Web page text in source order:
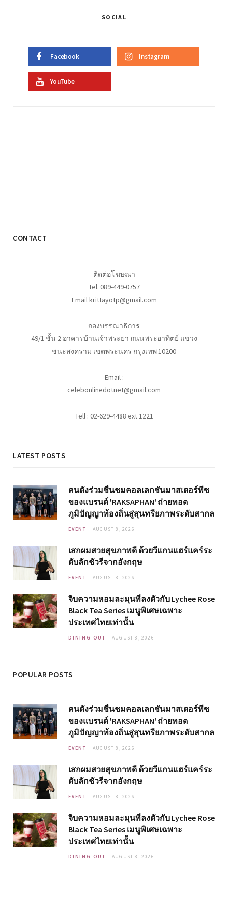
SOCIAL
Facebook Instagram
YouTube
CONTACT
ติดต่อโฆษณา
Tel. 089-449-0757
Email krittayotp@gmail.com
กองบรรณาธิการ
49/1 ชั้น 2 อาคารบ้านเจ้าพระยา ถนนพระอาทิตย์ แขวง
ชนะสงคราม เขตพระนคร กรุงเทพ 10200
Email :
celebonlinedotnet@gmail.com
Tell : 02-629-4488 ext 1221
LATEST POSTS
คนดังร่วมชื่นชมคอลเลกชันมาสเตอร์พีซ
ของแบรนด์ 'RAKSAPHAN' ถ่ายทอด
ภูมิปัญญาท้องถิ่นสู่สุนทรียภาพระดับสากล
EVENT AUGUST 8, 2026
เสกผมสวยสุขภาพดี ด้วยวีแกนแฮร์แคร์ระ
ดับลักชัวรีจากอังกฤษ
EVENT AUGUST 8, 2026
จิบความหอมละมุนที่ลงตัวกับ Lychee Rose
Black Tea Series เมนูพิเศษเฉพาะ
ประเทศไทยเท่านั้น
DINING OUT AUGUST 8, 2026
POPULAR POSTS
คนดังร่วมชื่นชมคอลเลกชันมาสเตอร์พีซ
ของแบรนด์ 'RAKSAPHAN' ถ่ายทอด
ภูมิปัญญาท้องถิ่นสู่สุนทรียภาพระดับสากล
EVENT AUGUST 8, 2026
เสกผมสวยสุขภาพดี ด้วยวีแกนแฮร์แคร์ระ
ดับลักชัวรีจากอังกฤษ
EVENT AUGUST 8, 2026
จิบความหอมละมุนที่ลงตัวกับ Lychee Rose
Black Tea Series เมนูพิเศษเฉพาะ
ประเทศไทยเท่านั้น
DINING OUT AUGUST 8, 2026